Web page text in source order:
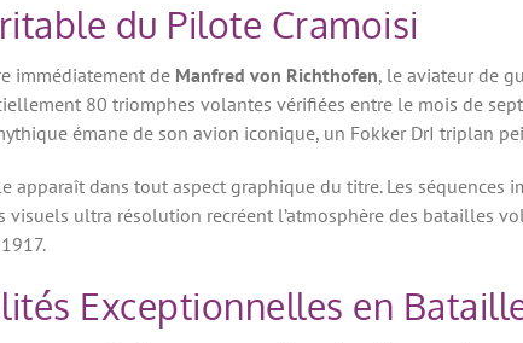
du Pilote Cramoisi
immédiatement de Manfred von Richthofen, le aviateur de
80 triomphes volantes vérifiées entre le mois de
émane de son avion iconique, un Fokker DrI triplan
apparaît dans tout aspect graphique du titre. Les
visuels ultra résolution recréent l’atmosphère des batailles
Exceptionnelles en